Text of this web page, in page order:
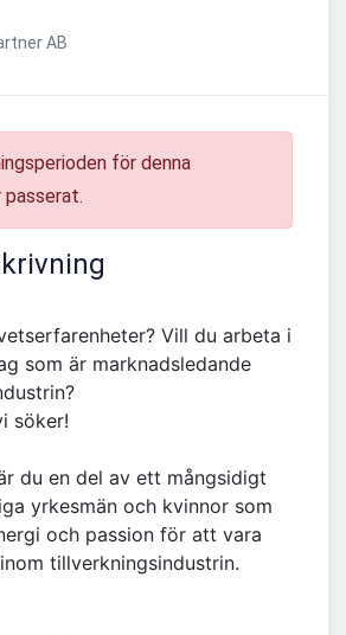
AB
för denna
passerat.
Vill du arbeta i
som är marknadsledande
söker!
du en del av ett mångsidigt
yrkesmän och kvinnor som
och passion för att vara
tillverkningsindustrin.